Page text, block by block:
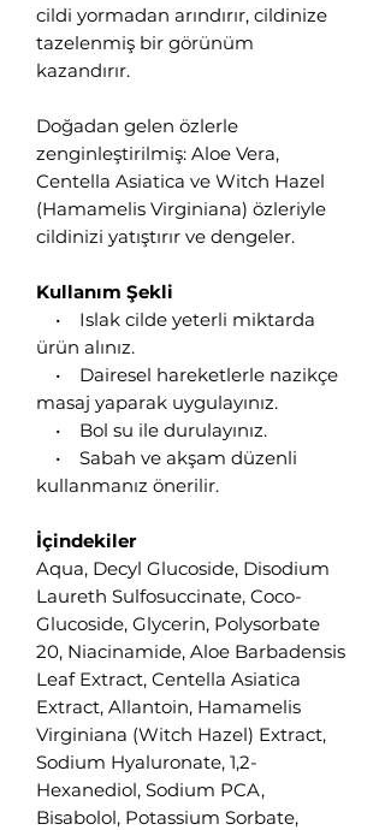
cildi yormadan arındırır, cildinize
tazelenmiş bir görünüm
kazandırır.
Doğadan gelen özlerle
zenginleştirilmiş: Aloe Vera,
Centella Asiatica ve Witch Hazel
(Hamamelis Virginiana) özleriyle
cildinizi yatıştırır ve dengeler.
Kullanım Şekli
• Islak cilde yeterli miktarda
ürün alınız.
• Dairesel hareketlerle nazikçe
masaj yaparak uygulayınız.
• Bol su ile durulayınız.
• Sabah ve akşam düzenli
kullanmanız önerilir.
İçindekiler
Aqua, Decyl Glucoside, Disodium
Laureth Sulfosuccinate, Coco-
Glucoside, Glycerin, Polysorbate
20, Niacinamide, Aloe Barbadensis
Leaf Extract, Centella Asiatica
Extract, Allantoin, Hamamelis
Virginiana (Witch Hazel) Extract,
Sodium Hyaluronate, 1,2-
Hexanediol, Sodium PCA,
Bisabolol, Potassium Sorbate,